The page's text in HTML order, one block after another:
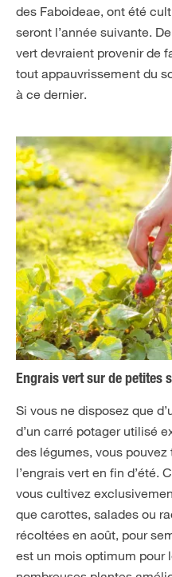
des Faboideae, ont été
seront l’année suivante.
vert devraient provenir de
tout appauvrissement du
à ce dernier.
Engrais vert sur de petites
Si vous ne disposez que
d’un carré potager utilisé
des légumes, vous
l’engrais vert en fin d’été.
vous cultivez
que carottes, salades ou
récoltées en août, pour
est un mois optimum pour